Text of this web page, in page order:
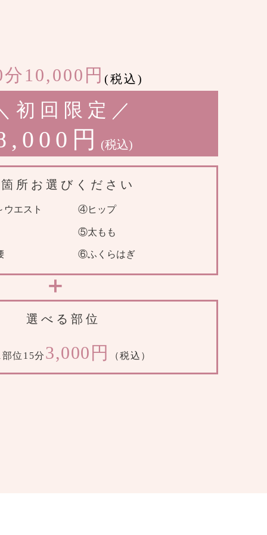
分10,000円(税込)
初回限定／
円 (税込)
所お選びください
エスト ④ヒップ
⑤太もも
⑥ふくらはぎ
選べる部位
位15分 3,000円 （税込）